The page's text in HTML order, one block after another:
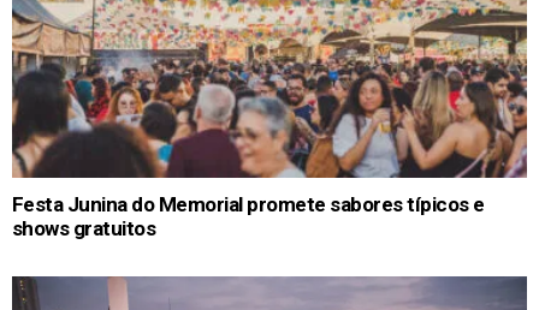
Festa Junina do Memorial promete sabores típicos e
shows gratuitos